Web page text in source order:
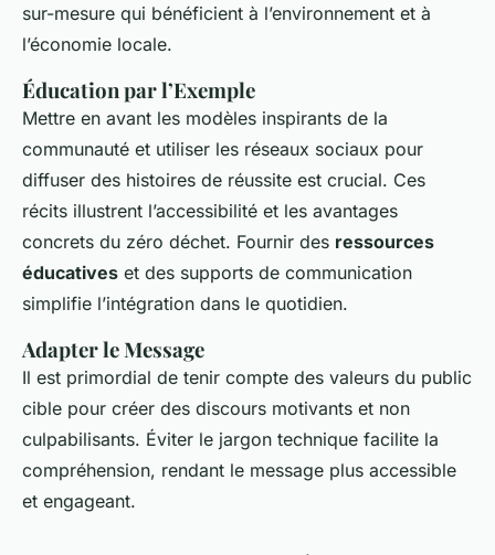
sur-mesure qui bénéficient à l’environnement et à
l’économie locale.
Éducation par l’Exemple
Mettre en avant les modèles inspirants de la
communauté et utiliser les réseaux sociaux pour
diffuser des histoires de réussite est crucial. Ces
récits illustrent l’accessibilité et les avantages
concrets du zéro déchet. Fournir des ressources
éducatives et des supports de communication
simplifie l’intégration dans le quotidien.
Adapter le Message
Il est primordial de tenir compte des valeurs du public
cible pour créer des discours motivants et non
culpabilisants. Éviter le jargon technique facilite la
compréhension, rendant le message plus accessible
et engageant.